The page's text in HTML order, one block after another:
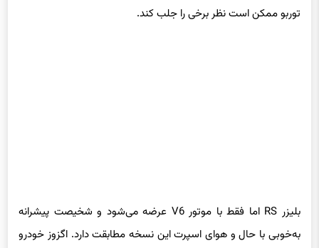
توربو ممکن است نظر برخی را جلب کند.
بلیزر RS اما فقط با موتور V6 عرضه می‌شود و شخیصت پیشرانه
به‌خوبی با حال و هوای اسپرت این نسخه مطابقت دارد. اگزوز خودرو